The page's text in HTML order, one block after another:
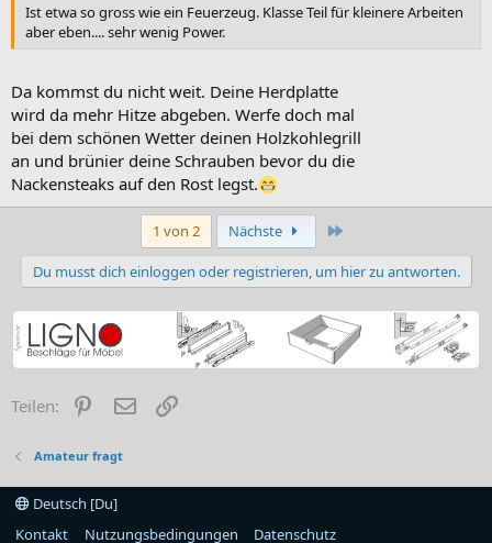
Ist etwa so gross wie ein Feuerzeug. Klasse Teil für kleinere Arbeiten
aber eben.... sehr wenig Power.
Da kommst du nicht weit. Deine Herdplatte
wird da mehr Hitze abgeben. Werfe doch mal
bei dem schönen Wetter deinen Holzkohlegrill
an und brünier deine Schrauben bevor du die
Nackensteaks auf den Rost legst.
1 von 2 Nächste
Du musst dich einloggen oder registrieren, um hier zu antworten.
Teilen: PinterestE-Mail
Amateur fragt
Deutsch [Du]
Kontakt
Nutzungsbedingungen Datenschutz